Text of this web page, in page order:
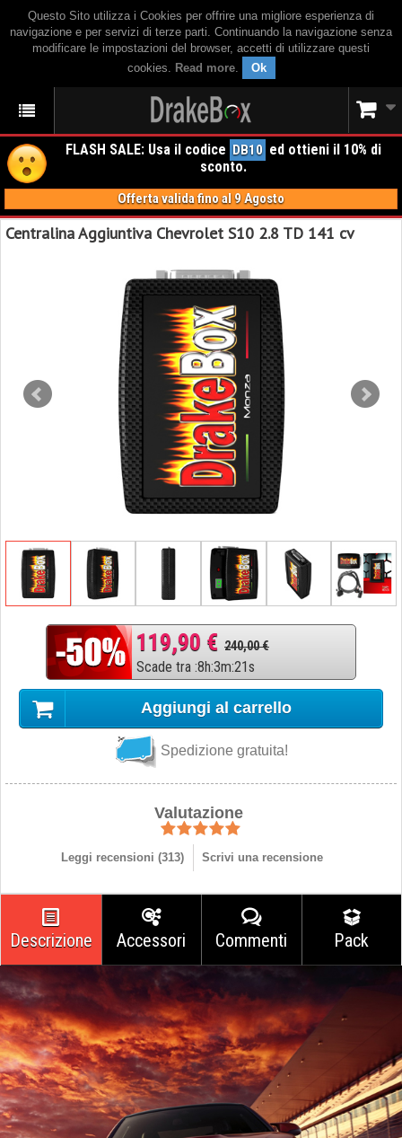
Questo Sito utilizza i Cookies per offrire una migliore esperienza di
navigazione e per servizi di terze parti. Continuando la navigazione senza
modificare le impostazioni del browser, accetti di utilizzare questi
cookies. Read more. Ok
FLASH SALE: Usa il codice DB10 ed ottieni il 10% di
sconto.
Offerta valida fino al 9 Agosto
Centralina Aggiuntiva Chevrolet S10 2.8 TD 141 cv
119,90 € 240,00 €
Scade tra :8h:3m:20s
Aggiungi al carrello
Spedizione gratuita!
Valutazione
Leggi recensioni (313) Scrivi una recensione
Descrizione Accessori Commenti Pack